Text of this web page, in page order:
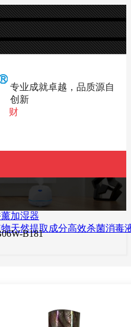
专业成就卓越，品质源自
创新
财
加湿器
天然提取成分高效杀菌消毒
B181